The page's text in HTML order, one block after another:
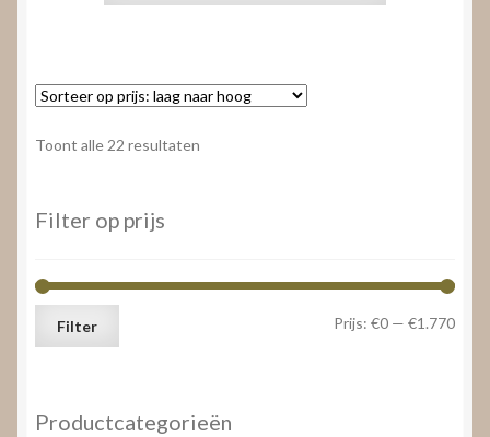
Toont alle 22 resultaten
Filter op prijs
Min.
Max.
Filter Prijs: €0 — €1.770
Productcategorieën